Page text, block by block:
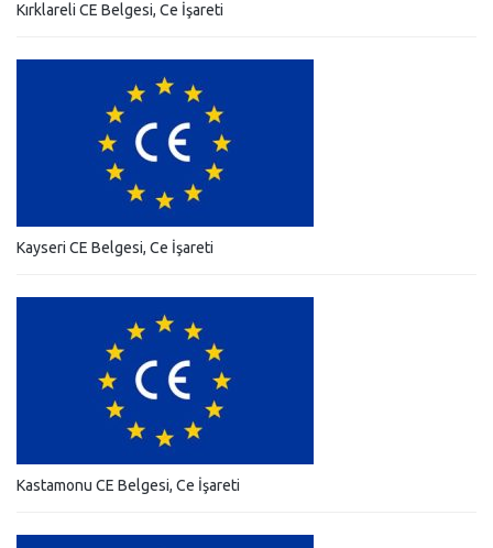
Kırklareli CE Belgesi, Ce İşareti
Kayseri CE Belgesi, Ce İşareti
Kastamonu CE Belgesi, Ce İşareti